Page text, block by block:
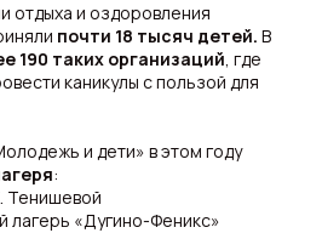
отдыха и оздоровления
почти 18 тысяч детей. В
190 таких организаций, где
каникулы с пользой для
и дети» в этом году
:
Тенишевой
лагерь «Дугино-Феникс»